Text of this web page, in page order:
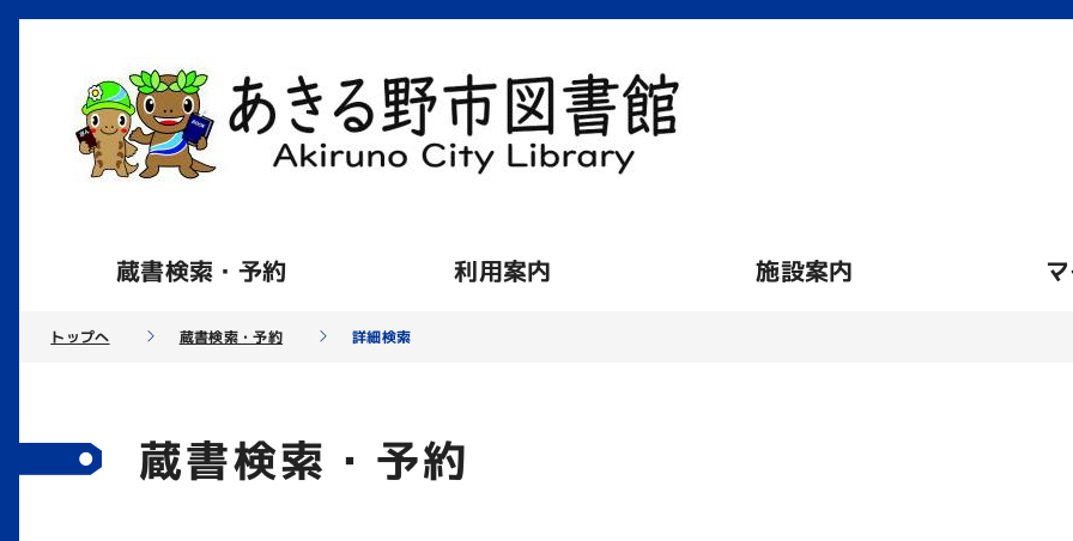
蔵書検索・予約 利用案内 施設案内
トップへ 蔵書検索・予約 詳細検索
蔵書検索・予約